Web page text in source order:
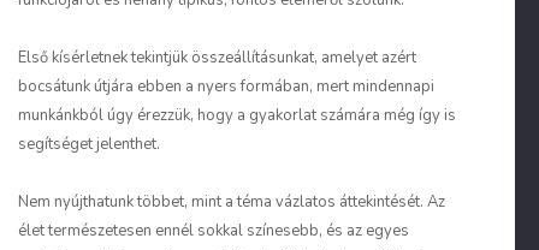
Első kísérletnek tekintjük összeállításunkat, amelyet azért
bocsátunk útjára ebben a nyers formában, mert mindennapi
munkánkból úgy érezzük, hogy a gyakorlat számára még így is
segítséget jelenthet.
Nem nyújthatunk többet, mint a téma vázlatos áttekintését. Az
élet természetesen ennél sokkal színesebb, és az egyes